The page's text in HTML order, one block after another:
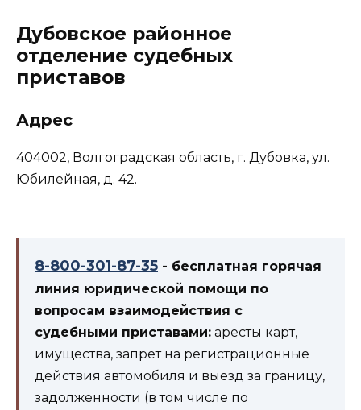
Дубовское районное
отделение судебных
приставов
Адрес
404002, Волгоградская область, г. Дубовка, ул.
Юбилейная, д. 42.
8-800-301-87-35 - бесплатная горячая
линия юридической помощи по
вопросам взаимодействия с
судебными приставами: аресты карт,
имущества, запрет на регистрационные
действия автомобиля и выезд за границу,
задолженности (в том числе по